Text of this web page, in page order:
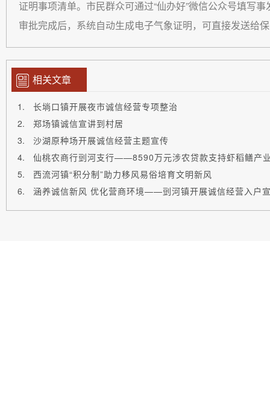
证明事项清单。市民群众可通过“仙办好”微信公众号填写
审批完成后，系统自动生成电子气象证明，可直接发送给
相关文章
长埫口镇开展夜市诚信经营专项整治
郑场镇诚信宣讲到村居
沙湖原种场开展诚信经营主题宣传
仙桃农商行剅河支行——8590万元涉农贷款支持虾稻鳝产
西流河镇“积分制”助力移风易俗培育文明新风
涵养诚信新风 优化营商环境——剅河镇开展诚信经营入户